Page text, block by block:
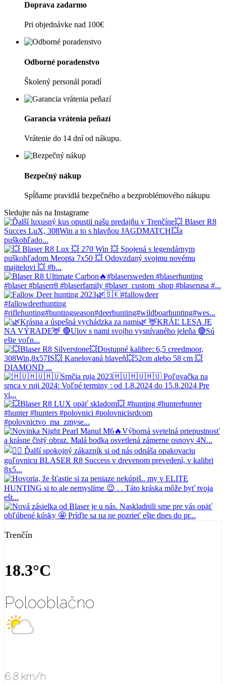
Doprava zadarmo
Pri objednávke nad 100€
Odborné poradenstvo
Školený personál poradí
Garancia vrátenia peňazí
Vrátenie do 14 dní od nákupu.
Bezpečný nákup
Spĺňame pravidlá bezpečného a bezproblémového nákupu
Sledujte nás na Instagrame
Trenčín
18.3°C
Polooblačno
6.8 km/h